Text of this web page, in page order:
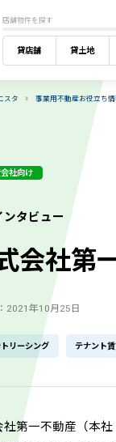
店舗物件を探す
貸店舗 貸土地
スタ 事業用不動産お役立ち
社向け
ンタビュー
会社第
2021年10月25日
リーシング テナント
社第一不動産（本